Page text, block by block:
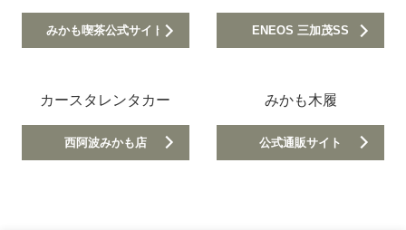
みかも喫茶公式サイト ENEOS 三加茂SS
カースタレンタカー
西阿波みかも店
みかも木履
公式通販サイト